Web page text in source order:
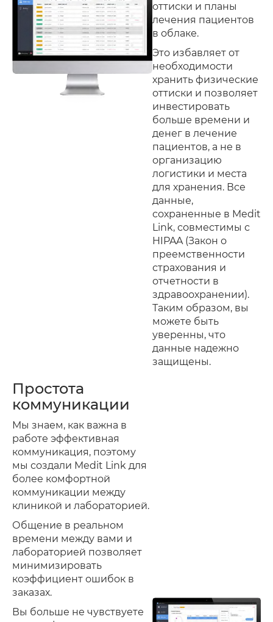
оттиски и планы
лечения пациентов
в облаке.
Это избавляет от
необходимости
хранить физические
оттиски и позволяет
инвестировать
больше времени и
денег в лечение
пациентов, а не в
организацию
логистики и места
для хранения. Все
данные,
сохраненные в Medit
Link, совместимы с
HIPAA (Закон о
преемственности
страхования и
отчетности в
здравоохранении).
Таким образом, вы
можете быть
уверенны, что
данные надежно
защищены.
Простота
коммуникации
Мы знаем, как важна в
работе эффективная
коммуникация, поэтому
мы создали Medit Link для
более комфортной
коммуникации между
клиникой и лабораторией.
Общение в реальном
времени между вами и
лабораторией позволяет
минимизировать
коэффициент ошибок в
заказах.
Вы больше не чувствуете